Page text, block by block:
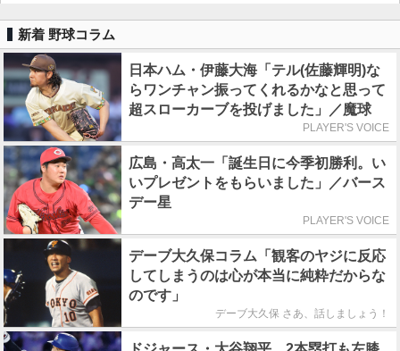
新着 野球コラム
日本ハム・伊藤大海「テル(佐藤輝明)な
らワンチャン振ってくれるかなと思って
超スローカーブを投げました」／魔球
PLAYER'S VOICE
広島・高太一「誕生日に今季初勝利。い
いプレゼントをもらいました」／バース
デー星
PLAYER'S VOICE
デーブ大久保コラム「観客のヤジに反応
してしまうのは心が本当に純粋だからな
のです」
デーブ大久保 さあ、話しましょう！